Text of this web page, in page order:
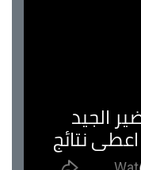
الجيد
نتائج